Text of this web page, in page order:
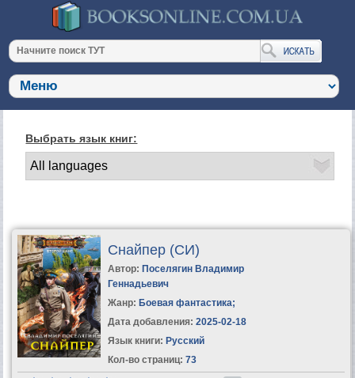
Выбрать язык книг:
Снайпер (СИ)
Автор: Поселягин Владимир
Геннадьевич
Жанр: Боевая фантастика;
Дата добавления: 2025-02-18
Язык книги: Русский
Кол-во страниц: 73